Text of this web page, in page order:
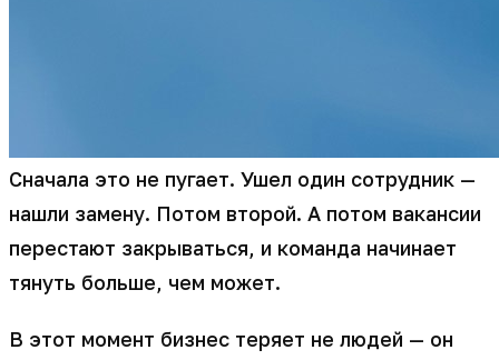
Сначала это не пугает. Ушел один сотрудник —
нашли замену. Потом второй. А потом вакансии
перестают закрываться, и команда начинает
тянуть больше, чем может.
В этот момент бизнес теряет не людей — он